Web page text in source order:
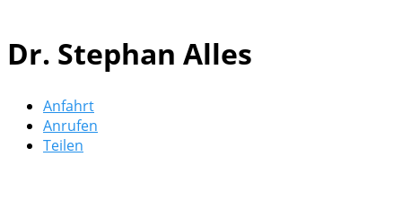
Dr. Stephan Alles
Anfahrt
Anrufen
Teilen